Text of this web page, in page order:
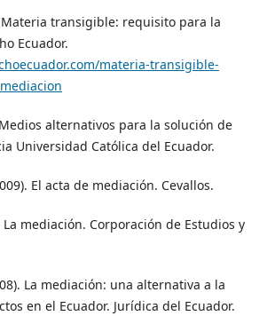
Materia transigible: requisito para la
Ecuador.
materia-transigible-
alternativos para la solución de
Universidad Católica del Ecuador.
El acta de mediación. Cevallos.
La mediación. Corporación de Estudios y
La mediación: una alternativa a la
en el Ecuador. Jurídica del Ecuador.